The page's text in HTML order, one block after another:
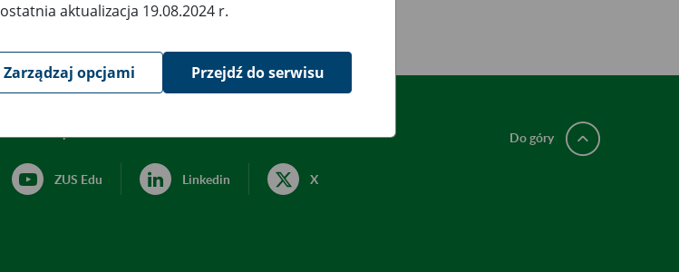
ZUS Edu Linkedin X
Do góry
ostatnia aktualizacja 19.08.2024 r.
Zarządzaj opcjami Przejdź do serwisu